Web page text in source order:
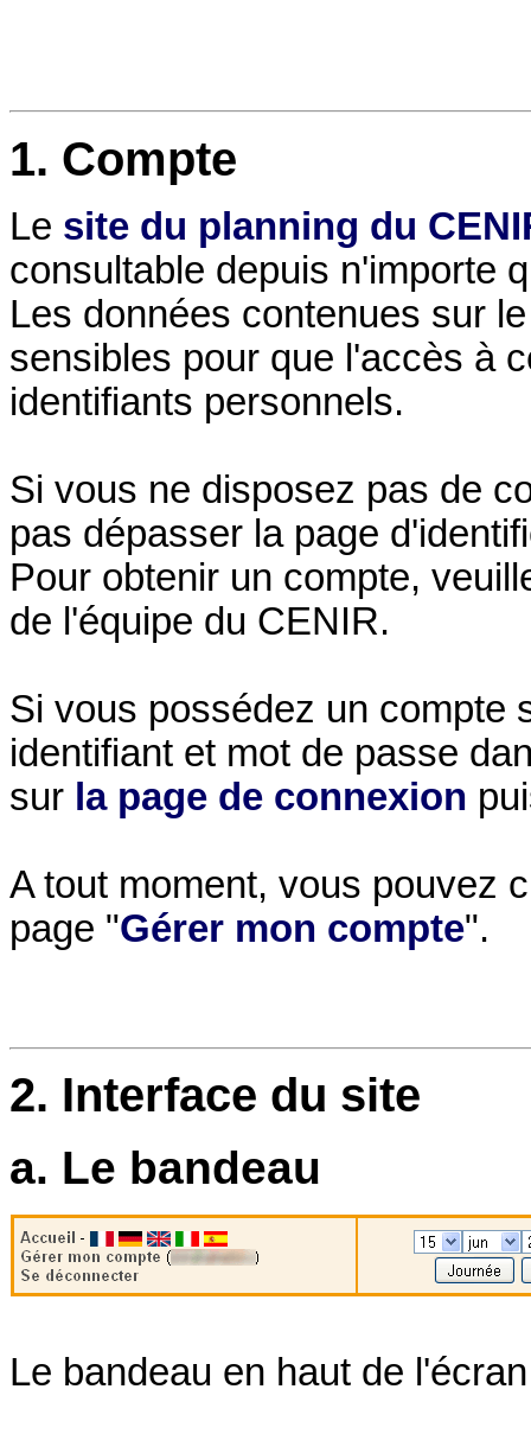
1. Compte
Le site du planning du
consultable depuis n'importe
Les données contenues sur
sensibles pour que l'accès à
identifiants personnels.
Si vous ne disposez pas de
pas dépasser la page
Pour obtenir un compte,
de l'équipe du CENIR.
Si vous possédez un compte
identifiant et mot de passe
sur la page de connexion
A tout moment, vous pouvez
page "Gérer mon compte".
2. Interface du site
a. Le bandeau
Le bandeau en haut de